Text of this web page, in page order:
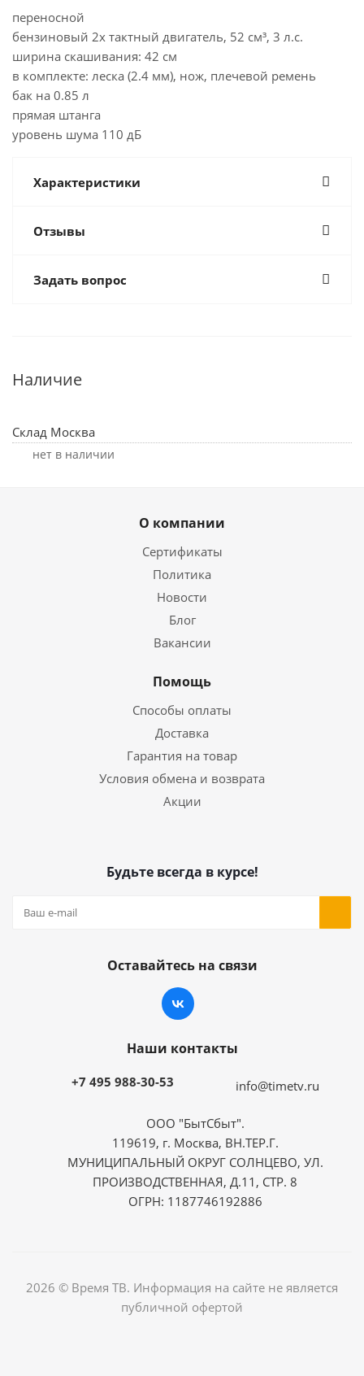
переносной
бензиновый 2х тактный двигатель, 52 см³, 3 л.с.
ширина скашивания: 42 см
в комплекте: леска (2.4 мм), нож, плечевой ремень
бак на 0.85 л
прямая штанга
уровень шума 110 дБ
Характеристики
Отзывы
Задать вопрос
Наличие
Склад Москва
Нет в наличии
О компании
Сертификаты
Политика
Новости
Блог
Вакансии
Помощь
Способы оплаты
Доставка
Гарантия на товар
Условия обмена и возврата
Акции
Будьте всегда в курсе!
Оставайтесь на связи
Наши контакты
+7 495 988-30-53 info@timetv.ru
ООО "БытСбыт".
119619, г. Москва, ВН.ТЕР.Г.
МУНИЦИПАЛЬНЫЙ ОКРУГ СОЛНЦЕВО, УЛ.
ПРОИЗВОДСТВЕННАЯ, Д.11, СТР. 8
ОГРН: 1187746192886
2026 © Время ТВ. Информация на сайте не является
публичной офертой